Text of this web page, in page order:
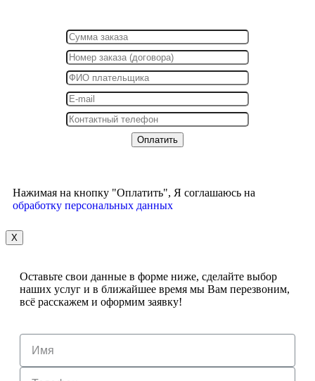
Нажимая на кнопку "Оплатить", Я соглашаюсь на
обработку персональных данных
X
Оставьте свои данные в форме ниже, сделайте выбор
наших услуг и в ближайшее время мы Вам перезвоним,
всё расскажем и оформим заявку!